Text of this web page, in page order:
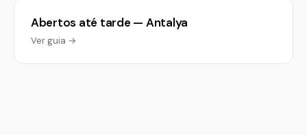
Abertos até tarde — Antalya
Ver guia →